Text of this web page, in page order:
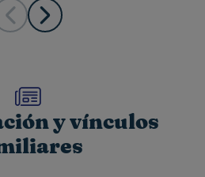
y vínculos